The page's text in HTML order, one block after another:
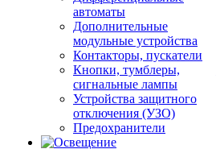
автоматы
Дополнительные
модульные устройства
Контакторы, пускатели
Кнопки, тумблеры,
сигнальные лампы
Устройства защитного
отключения (УЗО)
Предохранители